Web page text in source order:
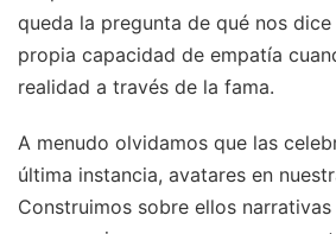
queda la pregunta de qué nos
propia capacidad de empatía
realidad a través de la fama.
A menudo olvidamos que las
última instancia, avatares en
Construimos sobre ellos